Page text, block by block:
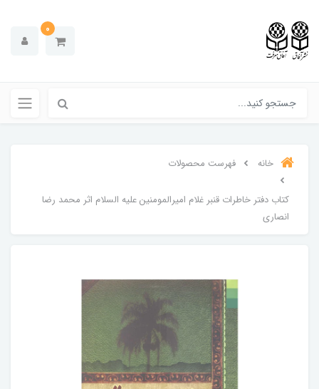
0
خانه فهرست محصولات
کتاب دفتر خاطرات قنبر غلام امیرالمومنین علیه السلام اثر محمد رضا
انصاری